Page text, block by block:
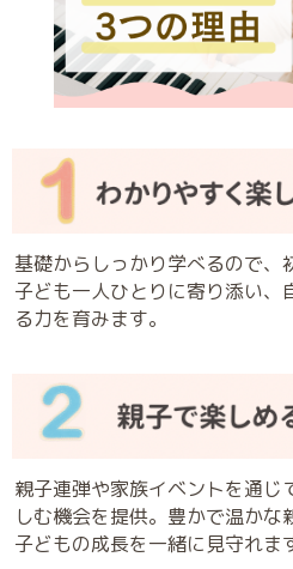
基礎からしっかり学べるので、
子ども一人ひとりに寄り添い、
る力を育みます。
親子連弾や家族イベントを通じ
しむ機会を提供。豊かで温かな
子どもの成長を一緒に見守れま